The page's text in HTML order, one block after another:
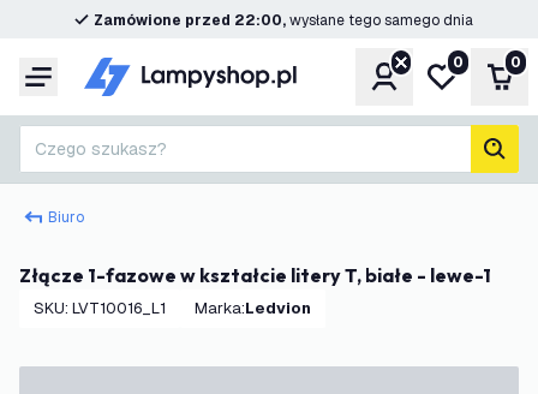
Zamówione przed 22:00,wysłane tego samego dnia
Menu KontoMoja lista
0 0
Czego szukasz?
Biuro
Złącze 1-fazowe w kształcie litery T, białe - lewe-1
SKU: LVT10016_L1 Marka: Ledvion